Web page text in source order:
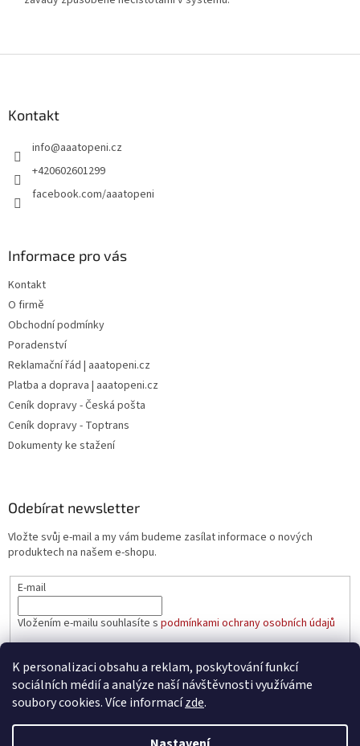
K personalizaci obsahu a reklam, poskytování funkcí
sociálních médií a analýze naší návštěvnosti využíváme
soubory cookies. Více informacízde.
Kontakt
info@aaatopeni.cz
+420602601299
facebook.com/aaatopeni
Informace pro vás
Kontakt
O firmě
Obchodní podmínky
Poradenství
Reklamační řád | aaatopeni.cz
Platba a doprava | aaatopeni.cz
Ceník dopravy - Česká pošta
Ceník dopravy - Toptrans
Dokumenty ke stažení
Odebírat newsletter
Vložte svůj e-mail a my vám budeme zasílat informace o nových
produktech na našem e-shopu.
E-mail
Vložením e-mailu souhlasíte s podmínkami ochrany osobních údajů
PŘIHLÁSIT SE